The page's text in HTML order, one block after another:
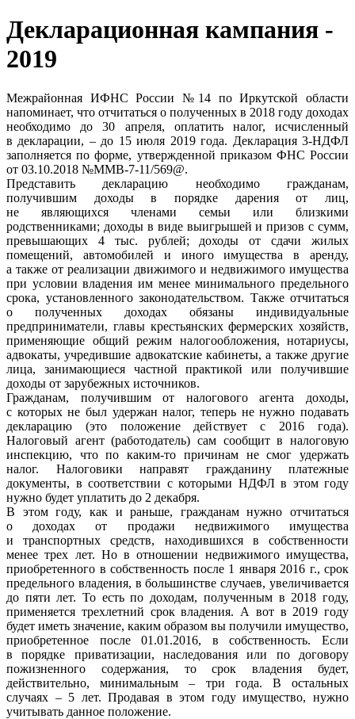
Декларационная кампания -
2019
Межрайонная ИФНС России №14 по Иркутской области
напоминает, что отчитаться о полученных в 2018 году доходах
необходимо до 30 апреля, оплатить налог, исчисленный
в декларации, – до 15 июля 2019 года. Декларация 3-НДФЛ
заполняется по форме, утвержденной приказом ФНС России
от 03.10.2018 №ММВ-7-11/569@.
Представить декларацию необходимо гражданам,
получившим доходы в порядке дарения от лиц,
не являющихся членами семьи или близкими
родственниками; доходы в виде выигрышей и призов с сумм,
превышающих 4 тыс. рублей; доходы от сдачи жилых
помещений, автомобилей и иного имущества в аренду,
а также от реализации движимого и недвижимого имущества
при условии владения им менее минимального предельного
срока, установленного законодательством. Также отчитаться
о полученных доходах обязаны индивидуальные
предприниматели, главы крестьянских фермерских хозяйств,
применяющие общий режим налогообложения, нотариусы,
адвокаты, учредившие адвокатские кабинеты, а также другие
лица, занимающиеся частной практикой или получившие
доходы от зарубежных источников.
Гражданам, получившим от налогового агента доходы,
с которых не был удержан налог, теперь не нужно подавать
декларацию (это положение действует с 2016 года).
Налоговый агент (работодатель) сам сообщит в налоговую
инспекцию, что по каким-то причинам не смог удержать
налог. Налоговики направят гражданину платежные
документы, в соответствии с которыми НДФЛ в этом году
нужно будет уплатить до 2 декабря.
В этом году, как и раньше, гражданам нужно отчитаться
о доходах от продажи недвижимого имущества
и транспортных средств, находившихся в собственности
менее трех лет. Но в отношении недвижимого имущества,
приобретенного в собственность после 1 января 2016 г., срок
предельного владения, в большинстве случаев, увеличивается
до пяти лет. То есть по доходам, полученным в 2018 году,
применяется трехлетний срок владения. А вот в 2019 году
будет иметь значение, каким образом вы получили имущество,
приобретенное после 01.01.2016, в собственность. Если
в порядке приватизации, наследования или по договору
пожизненного содержания, то срок владения будет,
действительно, минимальным – три года. В остальных
случаях – 5 лет. Продавая в этом году имущество, нужно
учитывать данное положение.